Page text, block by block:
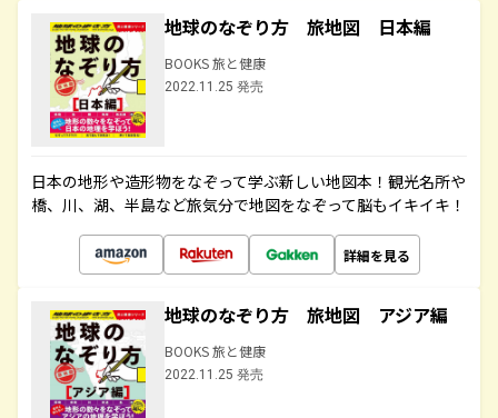
地球のなぞり方 旅地図 日本編
BOOKS 旅と健康
2022.11.25 発売
日本の地形や造形物をなぞって学ぶ新しい地図本！観光名所や
橋、川、湖、半島など旅気分で地図をなぞって脳もイキイキ！
詳細を見る
地球のなぞり方 旅地図 アジア編
BOOKS 旅と健康
2022.11.25 発売